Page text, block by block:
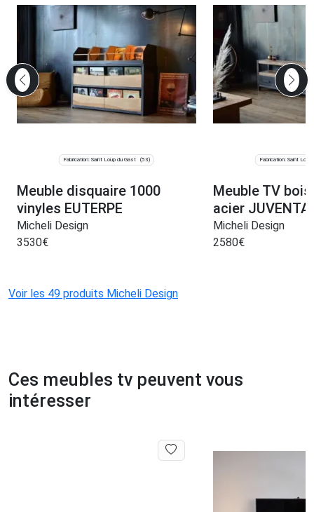
Fabrication: Saint Loup du Gast (53)
Meuble disquaire 1000
vinyles EUTERPE
Micheli Design
3530€
Fabrication: Saint Loup
Meuble TV
acier
Micheli Design
2580€
Voir les 49 produits Micheli Design
Ces meubles tv peuvent vous
intéresser